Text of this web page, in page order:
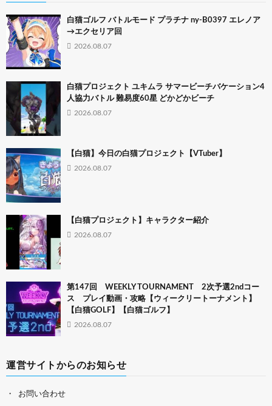
白猫ゴルフ バトルモード プラチナ ny-B0397 エレノア
→エクセリア回
2026.08.07
白猫プロジェクト ユキムラ サマービーチバケーション4
人協力バトル 難易度60星 どかどかビーチ
2026.08.07
【白猫】今日の白猫プロジェクト【VTuber】
2026.08.07
【白猫プロジェクト】キャラクター紹介
2026.08.07
第147回 WEEKLY TOURNAMENT 2次予選2ndコー
ス プレイ動画・攻略【ウィークリートーナメント】
【白猫GOLF】【白猫ゴルフ】
2026.08.07
運営サイトからのお知らせ
お問い合わせ